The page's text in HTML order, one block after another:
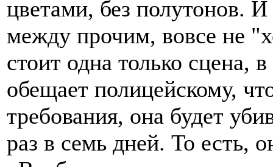
цветами, без полутонов. И
между прочим, вовсе не
стоит одна только сцена,
обещает полицейскому,
требования, она будет
раз в семь дней. То есть,